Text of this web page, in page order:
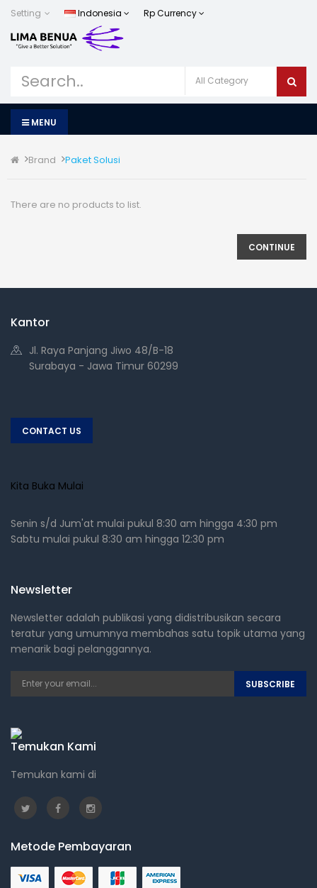
Setting Indonesia RpCurrency
MENU
Brand Paket Solusi
There are no products to list.
CONTINUE
Kantor
Jl. Raya Panjang Jiwo 48/B-18
Surabaya - Jawa Timur 60299
CONTACT US
Kita Buka Mulai
Senin s/d Jum'at mulai pukul 8:30 am hingga 4:30 pm
Sabtu mulai pukul 8:30 am hingga 12:30 pm
Newsletter
Newsletter adalah publikasi yang didistribusikan secara
teratur yang umumnya membahas satu topik utama yang
menarik bagi pelanggannya.
SUBSCRIBE
Temukan Kami
Temukan kami di
Metode Pembayaran